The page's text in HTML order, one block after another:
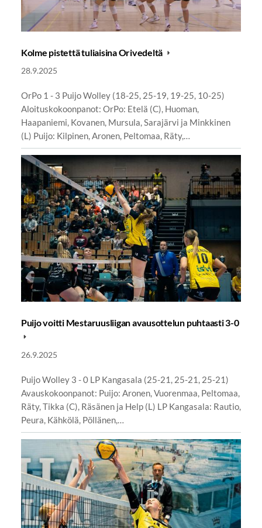
Kolme pistettä tuliaisina Orivedeltä
28.9.2025
OrPo 1 - 3 Puijo Wolley (18-25, 25-19, 19-25, 10-25)
Aloituskokoonpanot: OrPo: Etelä (C), Huoman,
Haapaniemi, Kovanen, Mursula, Sarajärvi ja Minkkinen
(L) Puijo: Kilpinen, Aronen, Peltomaa, Räty,…
Puijo voitti Mestaruusliigan avausottelun puhtaasti 3-0
26.9.2025
Puijo Wolley 3 - 0 LP Kangasala (25-21, 25-21, 25-21)
Avauskokoonpanot: Puijo: Aronen, Vuorenmaa, Peltomaa,
Räty, Tikka (C), Räsänen ja Help (L) LP Kangasala: Rautio,
Peura, Kähkölä, Pöllänen,…